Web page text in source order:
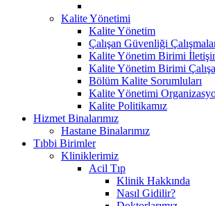
Kalite Yönetimi
Kalite Yönetim
Çalışan Güvenliği
Kalite Yönetim Birimi
Kalite Yönetim Birimi
Bölüm Kalite Sorumluları
Kalite Yönetimi
Kalite Politikamız
Hizmet Binalarımız
Hastane Binalarımız
Tıbbi Birimler
Kliniklerimiz
Acil Tıp
Klinik Hakkında
Nasıl Gidilir?